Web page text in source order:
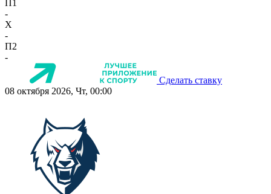
П1
-
X
-
П2
-
Сделать ставку
08 октября 2026, Чт, 00:00